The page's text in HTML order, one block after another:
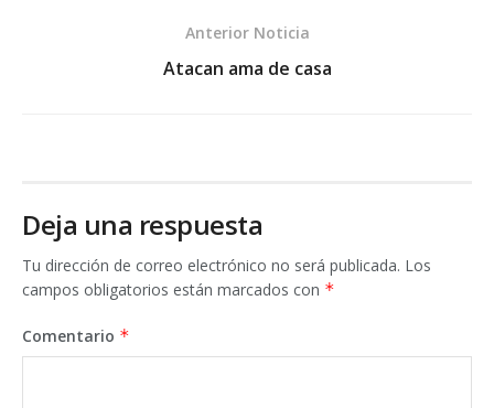
Anterior Noticia
Atacan ama de casa
Deja una respuesta
Tu dirección de correo electrónico no será publicada. Los
campos obligatorios están marcados con *
Comentario *